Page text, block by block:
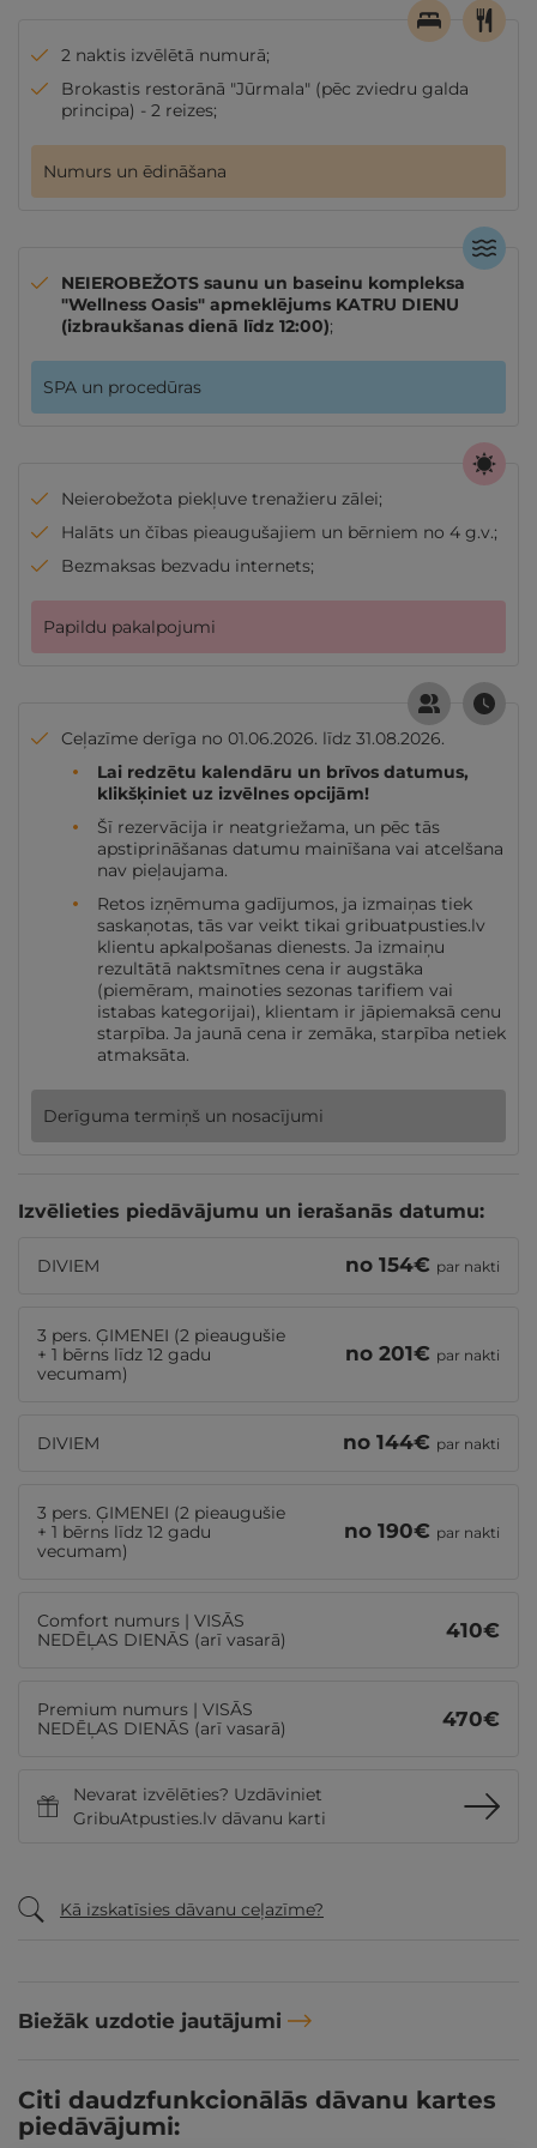
2 naktis izvēlētā numurā;
Brokastis restorānā "Jūrmala" (pēc zviedru galda
principa) - 2 reizes;
Numurs un ēdināšana
NEIEROBEŽOTS saunu un baseinu kompleksa
"Wellness Oasis" apmeklējums KATRU DIENU
(izbraukšanas dienā līdz 12:00);
SPA un procedūras
Neierobežota piekļuve trenažieru zālei;
Halāts un čības pieaugušajiem un bērniem no 4 g.v.;
Bezmaksas bezvadu internets;
Papildu pakalpojumi
Ceļazīme derīga no 01.06.2026. līdz 31.08.2026.
Lai redzētu kalendāru un brīvos datumus,
klikšķiniet uz izvēlnes opcijām!
Šī rezervācija ir neatgriežama, un pēc tās
apstiprināšanas datumu mainīšana vai atcelšana
nav pieļaujama.
Retos izņēmuma gadījumos, ja izmaiņas tiek
saskaņotas, tās var veikt tikai gribuatpusties.lv
klientu apkalpošanas dienests. Ja izmaiņu
rezultātā naktsmītnes cena ir augstāka
(piemēram, mainoties sezonas tarifiem vai
istabas kategorijai), klientam ir jāpiemaksā cenu
starpība. Ja jaunā cena ir zemāka, starpība netiek
atmaksāta.
Derīguma termiņš un nosacījumi
Izvēlieties piedāvājumu un ierašanās datumu:
DIVIEM no 154€ par nakti
3 pers. ĢIMENEI (2 pieaugušie
+ 1 bērns līdz 12 gadu
vecumam)
no 201€ par nakti
DIVIEM no 144€ par nakti
3 pers. ĢIMENEI (2 pieaugušie
+ 1 bērns līdz 12 gadu
vecumam)
no 190€ par nakti
Comfort numurs | VISĀS
NEDĒĻAS DIENĀS (arī vasarā)
410€
Premium numurs | VISĀS
NEDĒĻAS DIENĀS (arī vasarā)
470€
Nevarat izvēlēties? Uzdāviniet
GribuAtpusties.lv dāvanu karti
Kā izskatīsies dāvanu ceļazīme?
Biežāk uzdotie jautājumi
Citi daudzfunkcionālās dāvanu kartes
piedāvājumi: